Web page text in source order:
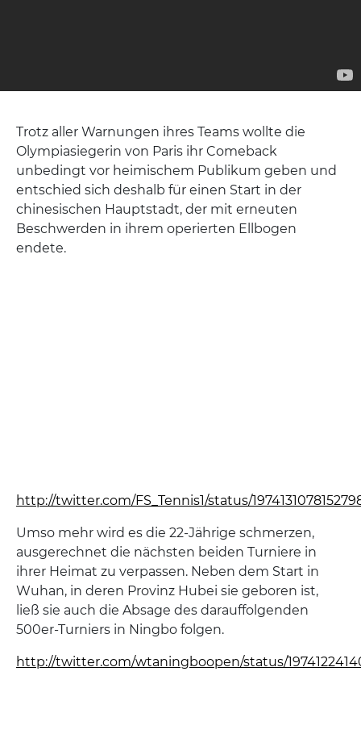
Trotz aller Warnungen ihres Teams wollte die
Olympiasiegerin von Paris ihr Comeback
unbedingt vor heimischem Publikum geben und
entschied sich deshalb für einen Start in der
chinesischen Hauptstadt, der mit erneuten
Beschwerden in ihrem operierten Ellbogen
endete.
http://twitter.com/FS_Tennis1/status/
Umso mehr wird es die 22-Jährige schmerzen,
ausgerechnet die nächsten beiden Turniere in
ihrer Heimat zu verpassen. Neben dem Start in
Wuhan, in deren Provinz Hubei sie geboren ist,
ließ sie auch die Absage des darauffolgenden
500er-Turniers in Ningbo folgen.
http://twitter.com/wtaningboopen/status/